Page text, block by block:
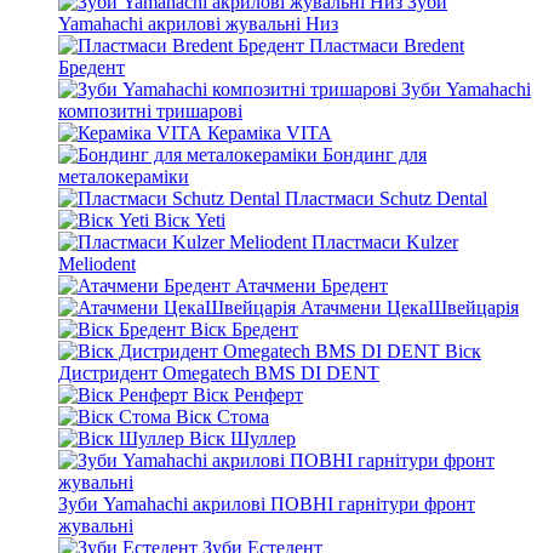
Yamahachi акрилові жувальні Низ
Пластмаси Bredent
Бредент
Зуби Yamahachi
композитні тришарові
Кераміка VITA
Бондинг для
металокераміки
Пластмаси Schutz Dental
Віск Yeti
Пластмаси Kulzer
Meliodent
Атачмени Бредент
Атачмени ЦекаШвейцарія
Віск Бредент
Віск
Дистридент Omegatech BMS DI DENT
Віск Ренферт
Віск Стома
Віск Шуллер
Зуби Yamahachi акрилові ПОВНІ гарнітури фронт
жувальні
Зуби Естедент